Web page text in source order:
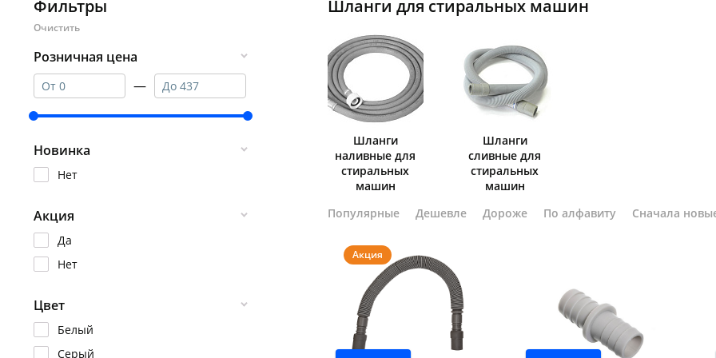
Фильтры
Розничная цена
—
Новинка
Нет
Акция
Да
Нет
Цвет
Белый
Серый
Шланги для стиральных машин
Шланги
наливные для
стиральных
машин
Шланги
сливные для
стиральных
машин
Популярные
Дешевле Дороже По алфавиту Сначала
Акция
График платежей
Сегодня
25%
Добавляйте товарыв корзину
Оплачивайте сегодня только
% картой любого банка